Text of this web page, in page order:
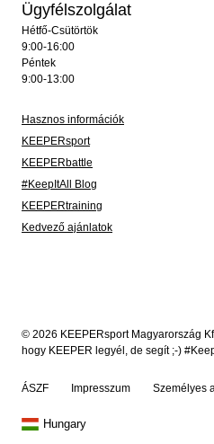
Ügyfélszolgálat
Hétfő-Csütörtök
9:00-16:00
Péntek
9:00-13:00
Hasznos információk
KEEPERsport
KEEPERbattle
#KeepItAll Blog
KEEPERtraining
Kedvező ajánlatok
© 2026 KEEPERsport Magyarország
hogy KEEPER legyél, de segít ;-)
ÁSZF Impresszum Személyes
Hungary